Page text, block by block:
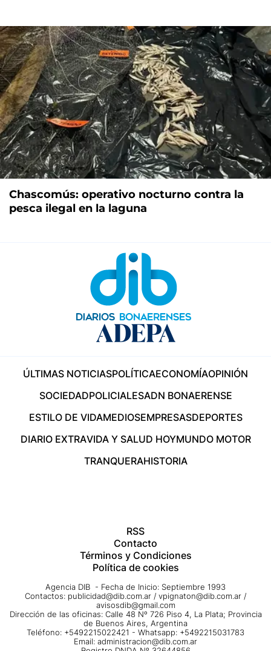
Chascomús: operativo nocturno contra la
pesca ilegal en la laguna
ÚLTIMAS NOTICIASPOLÍTICAECONOMÍAOPINIÓN
SOCIEDADPOLICIALESADN BONAERENSE
ESTILO DE VIDAMEDIOSEMPRESASDEPORTES
DIARIO EXTRAVIDA Y SALUD HOYMUNDO MOTOR
TRANQUERAHISTORIA
RSS
Contacto
Términos y Condiciones
Política de cookies
Agencia DIB - Fecha de Inicio: Septiembre 1993
Contactos: publicidad@dib.com.ar / vpignaton@dib.com.ar /
avisosdib@gmail.com
Dirección de las oficinas: Calle 48 Nº 726 Piso 4, La Plata; Provincia
de Buenos Aires, Argentina
Teléfono: +5492215022421 - Whatsapp: +5492215031783
Email: administracion@dib.com.ar